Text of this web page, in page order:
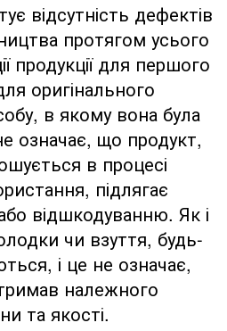
відсутність дефектів
протягом усього
продукції для першого
оригінального
в якому вона була
означає, що продукт,
в процесі
підлягає
або відшкодуванню. Як і
чи взуття, будь-
і це не означає,
належного
та якості.